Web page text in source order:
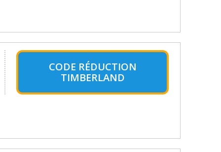
CODE RÉDUCTION
TIMBERLAND